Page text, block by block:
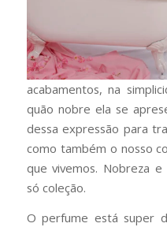
acabamentos, na
quão nobre ela se
dessa expressão para
como também o nosso
que vivemos. Nobreza
só coleção.
O perfume está super